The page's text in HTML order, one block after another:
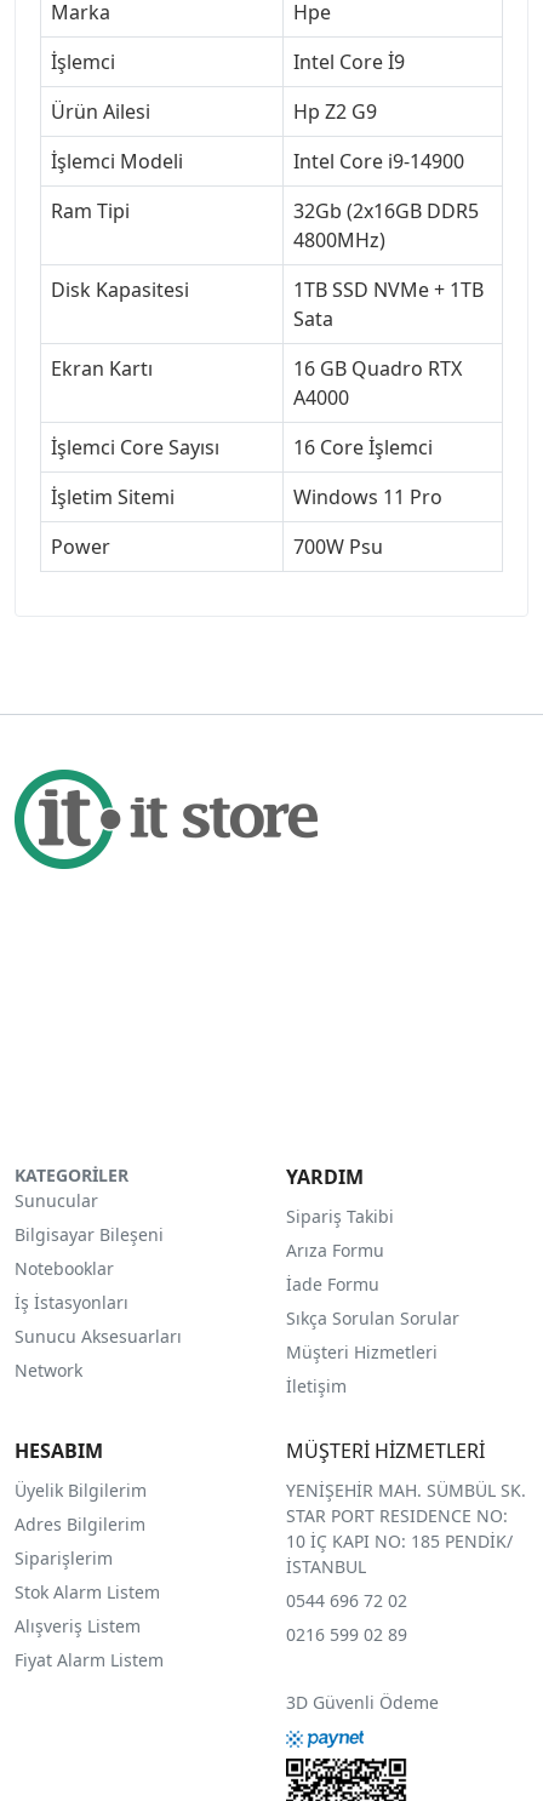
Marka
Hpe
İşlemci
Intel Core İ9
Ürün Ailesi
Hp Z2 G9
İşlemci Modeli
Intel Core i9-14900
Ram Tipi
32Gb (2x16GB DDR5
4800MHz)
Disk Kapasitesi
1TB SSD NVMe + 1TB
Sata
Ekran Kartı
16 GB Quadro RTX
A4000
İşlemci Core Sayısı
16 Core İşlemci
İşletim Sitemi
Windows 11 Pro
Power
700W Psu
KATEGORİLER
Sunucular
Bilgisayar Bileşeni
Notebooklar
İş İstasyonları
Sunucu Aksesuarları
Network
YARDIM
Sipariş Takibi
Arıza Formu
İade Formu
Sıkça Sorulan Sorular
Müşteri Hizmetleri
İletişim
HESABIM
Üyelik Bilgilerim
Adres Bilgilerim
Siparişlerim
Stok Alarm Listem
Alışveriş Listem
Fiyat Alarm Listem
MÜŞTERİ HİZMETLERİ
YENİŞEHİR MAH. SÜMBÜL SK.
STAR PORT RESIDENCE NO:
10 İÇ KAPI NO: 185 PENDİK/
İSTANBUL
0544 696 72 02
0216 599 02 89
3D Güvenli Ödeme